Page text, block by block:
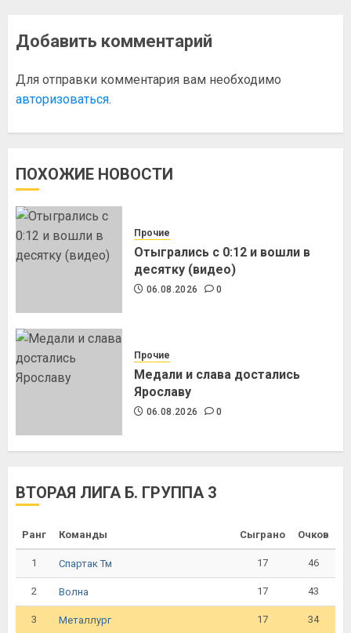
Добавить комментарий
Для отправки комментария вам необходимо
авторизоваться.
ПОХОЖИЕ НОВОСТИ
Прочие
Отыгрались с 0:12 и вошли в
десятку (видео)
06.08.2026 0
Прочие
Медали и слава достались
Ярославу
06.08.2026 0
ВТОРАЯ ЛИГА Б. ГРУППА 3
Ранг Команды Сыграно Очков
1 Спартак Тм 17 46
2 Волна 17 43
3 Металлург 17 34